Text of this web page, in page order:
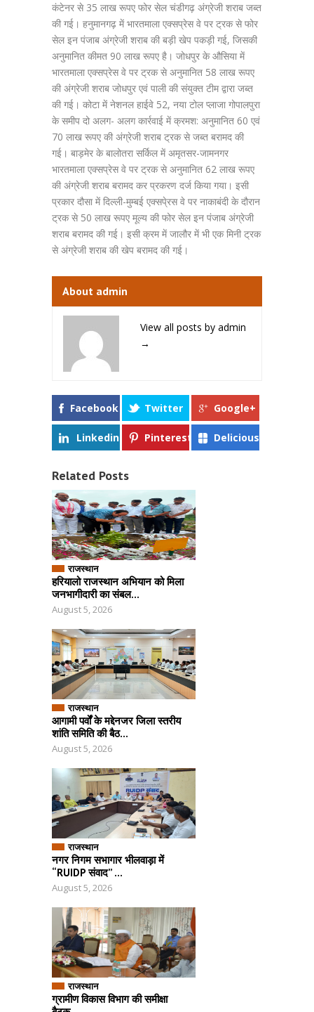
कंटेनर से 35 लाख रूपए फोर सेल चंडीगढ़ अंग्रेजी शराब जब्त
की गई। हनुमानगढ़ में भारतमाला एक्सप्रेस वे पर ट्रक से फोर
सेल इन पंजाब अंग्रेजी शराब की बड़ी खेप पकड़ी गई, जिसकी
अनुमानित कीमत 90 लाख रूपए है। जोधपुर के औसिया में
भारतमाला एक्सप्रेस वे पर ट्रक से अनुमानित 58 लाख रूपए
की अंग्रेजी शराब जोधपुर एवं पाली की संयुक्त टीम द्वारा जब्त
की गई। कोटा में नेशनल हाईवे 52, नया टोल प्लाजा गोपालपुरा
के समीप दो अलग- अलग कार्रवाई में क्रमश: अनुमानित 60 एवं
70 लाख रूपए की अंग्रेजी शराब ट्रक से जब्त बरामद की
गई। बाड़मेर के बालोतरा सर्किल में अमृतसर-जामनगर
भारतमाला एक्सप्रेस वे पर ट्रक से अनुमानित 62 लाख रूपए
की अंग्रेजी शराब बरामद कर प्रकरण दर्ज किया गया। इसी
प्रकार दौसा में दिल्ली-मुम्बई एक्सपे्रस वे पर नाकाबंदी के दौरान
ट्रक से 50 लाख रूपए मूल्य की फोर सेल इन पंजाब अंग्रेजी
शराब बरामद की गई। इसी क्रम में जालौर में भी एक मिनी ट्रक
से अंग्रेजी शराब की खेप बरामद की गई।
About admin
View all posts by admin
→
Facebook Twitter Google+
Linkedin Pinterest Delicious
Related Posts
राजस्थान
हरियालो राजस्थान अभियान को मिला
जनभागीदारी का संबल...
August 5, 2026
राजस्थान
आगामी पर्वों के मद्देनजर जिला स्तरीय
शांति समिति की बैठ...
August 5, 2026
राजस्थान
नगर निगम सभागार भीलवाड़ा में
“RUIDP संवाद” ...
August 5, 2026
राजस्थान
ग्रामीण विकास विभाग की समीक्षा